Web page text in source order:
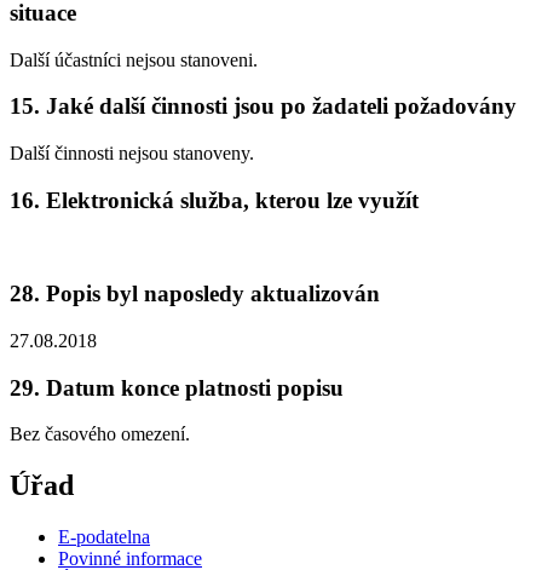
situace
Další účastníci nejsou stanoveni.
15. Jaké další činnosti jsou po žadateli požadovány
Další činnosti nejsou stanoveny.
16. Elektronická služba, kterou lze využít
28. Popis byl naposledy aktualizován
27.08.2018
29. Datum konce platnosti popisu
Bez časového omezení.
Úřad
E-podatelna
Povinné informace